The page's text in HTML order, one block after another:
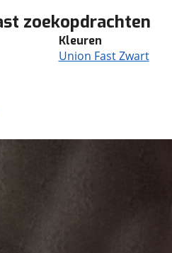
zoekopdrachten
Kleuren
Union Fast Zwart